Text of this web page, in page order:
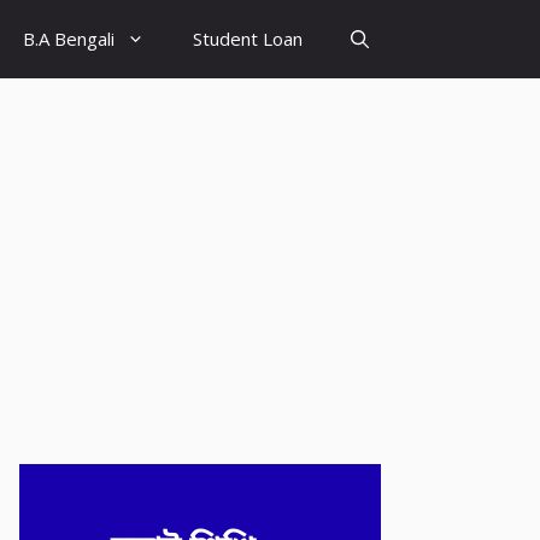
B.A Bengali Student Loan